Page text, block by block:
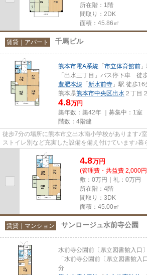
所在階：1階
間取り：2DK
面積：45.86㎡
賃貸｜アパート 千馬ビル
熊本市電A系統 「 市立体育館前
「出水三丁目」バス停下車 徒
豊肥本線 「 新水前寺 」駅 徒歩16
熊本県熊本市中央区出水 ２丁目
4.8万円
築年数：築42年 ｜募集中： 1室
階数：4階建
徒歩7分の場所に熊本市立出水南小学校があります♪
ストイレ別など充実した設備を備え付けています♪
分の物件です♪角部屋の物件で...
4.8万円
(管理費・共益費 2,000
敷：0万円｜礼：0万円
所在階：4階
間取り：3DK
面積：45.00㎡
賃貸｜マンション サンロージュ水前寺公園
水前寺公園前〔県立図書館入
「水前寺公園前〔県立図書館
分